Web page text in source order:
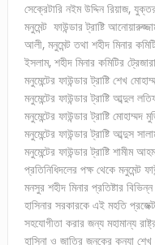
সেক্রেটারি নইম উদ্দিন রিয়াজ,
মনুমেন্ট ফাউন্ডার ট্রাষ্টি
আলী, মনুমেন্ট তথা শহীদ মিনার
ইসলাম, শহীদ মিনার কমিটির
মনুমেন্টের ফাউন্ডার ট্রাষ্টি শেখ
মনুমেন্টের ফাউন্ডার ট্রাষ্টি আব্দুল
মনুমেন্টের ফাউন্ডার ট্রাষ্টি
মনুমেন্টের ফাউন্ডার ট্রাষ্টি আব্দুস
মনুমেন্টের ফাউন্ডার ট্রাষ্টি শামীম
প্রতিনিধিদলের পক্ষ থেকে মনুমেন্ট
মনসুর শহীদ মিনার প্রতিষ্টার
হাসিনার সরকারকে এই মহতি
সহযোগীতা করার জন্য মহামান্য
হাসিনা ও জাতির জনকের কন্যা